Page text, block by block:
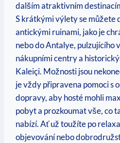
dalším atraktivním
S krátkými výlety se můžete
antickými ruinami, jako je
nebo do Antalye, pulzujícího
nákupními centry a
Kaleiçi. Možnosti jsou
je vždy připravena pomoci s
dopravy, aby hosté mohli
pobyt a prozkoumat vše, co
nabízí. Ať už toužíte po
objevování nebo